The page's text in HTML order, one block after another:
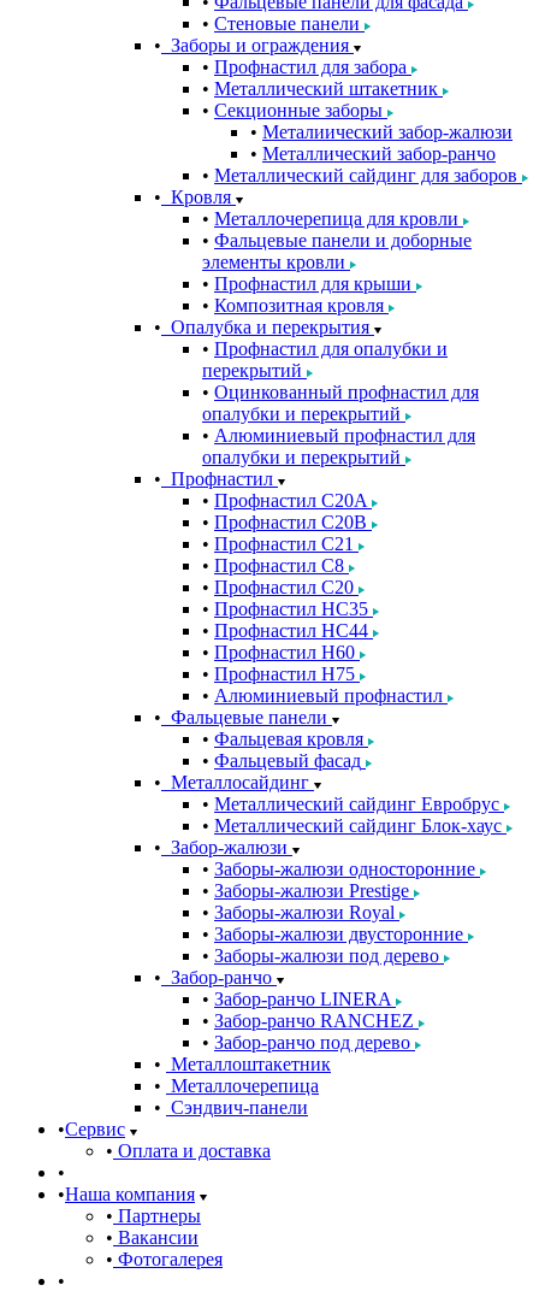
Стеновые панели
Заборы и ограждения
Профнастил для забора
Металлический штакетник
Секционные заборы
Металиический забор-жалюзи
Металлический забор-ранчо
Металлический сайдинг для заборов
Кровля
Металлочерепица для кровли
Фальцевые панели и доборные
элементы кровли
Профнастил для крыши
Композитная кровля
Опалубка и перекрытия
Профнастил для опалубки и
перекрытий
Оцинкованный профнастил для
опалубки и перекрытий
Алюминиевый профнастил для
опалубки и перекрытий
Профнастил
Профнастил С20A
Профнастил С20B
Профнастил С21
Профнастил С8
Профнастил С20
Профнастил НС35
Профнастил НС44
Профнастил Н60
Профнастил Н75
Алюминиевый профнастил
Фальцевые панели
Фальцевая кровля
Фальцевый фасад
Металлосайдинг
Металлический сайдинг Евробрус
Металлический сайдинг Блок-хаус
Забор-жалюзи
Заборы-жалюзи односторонние
Заборы-жалюзи Prestige
Заборы-жалюзи Royal
Заборы-жалюзи двусторонние
Заборы-жалюзи под дерево
Забор-ранчо
Забор-ранчо LINERA
Забор-ранчо RANCHEZ
Забор-ранчо под дерево
Металлоштакетник
Металлочерепица
Сэндвич-панели
Сервис
Оплата и доставка
Наша компания
Партнеры
Вакансии
Фотогалерея